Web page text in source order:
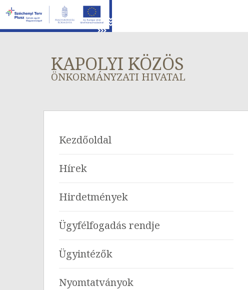
KAPOLYI KÖZÖS
ÖNKORMÁNYZATI HIVATAL
Kezdőoldal
Hírek
Hirdetmények
Ügyfélfogadás rendje
Ügyintézők
Nyomtatványok